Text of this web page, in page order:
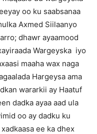
oo ku saabsanaa
Axmed Siilaanyo
dhawr ayaamood
Wargeyska iyo
maaha wax naga
Hargeysa ama
wararkii ay Haatuf
dadka ayaa aad ula
oo ay dadku ku
ee ka dhex